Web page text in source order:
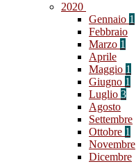
2020
Gennaio 1
Febbraio
Marzo 1
Aprile
Maggio 1
Giugno 1
Luglio 3
Agosto
Settembre
Ottobre 1
Novembre
Dicembre